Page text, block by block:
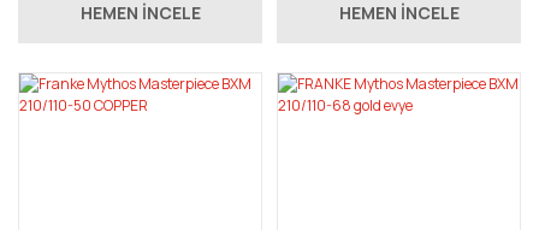
HEMEN İNCELE HEMEN İNCELE